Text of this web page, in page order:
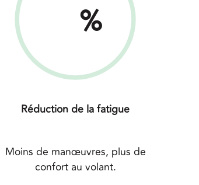
%
Réduction de la fatigue
Moins de manœuvres, plus de
confort au volant.